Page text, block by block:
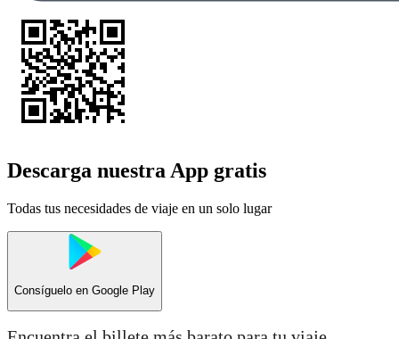
Descarga nuestra App gratis
Todas tus necesidades de viaje en un solo lugar
Consíguelo en Google Play